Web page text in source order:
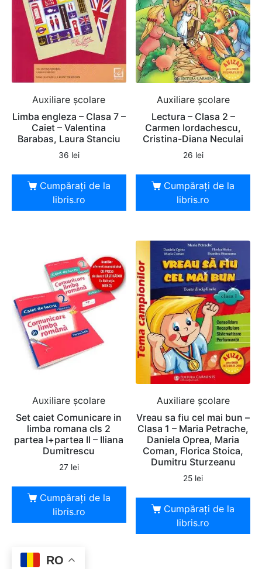
Auxiliare şcolare
Limba engleza – Clasa 7 –
Caiet – Valentina
Barabas, Laura Stanciu
36 lei
Cumpărați de la
libris.ro
Auxiliare şcolare
Lectura – Clasa 2 –
Carmen Iordachescu,
Cristina-Diana Neculai
26 lei
Cumpărați de la
libris.ro
Auxiliare şcolare
Set caiet Comunicare in
limba romana cls 2
partea I+partea II – Iliana
Dumitrescu
27 lei
Cumpărați de la
libris.ro
Auxiliare şcolare
Vreau sa fiu cel mai bun –
Clasa 1 – Maria Petrache,
Daniela Oprea, Maria
Coman, Florica Stoica,
Dumitru Sturzeanu
25 lei
Cumpărați de la
libris.ro
RO